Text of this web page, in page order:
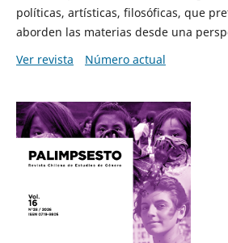
políticas, artísticas, filosóficas, que
aborden las materias desde una
Ver revista
Número actual